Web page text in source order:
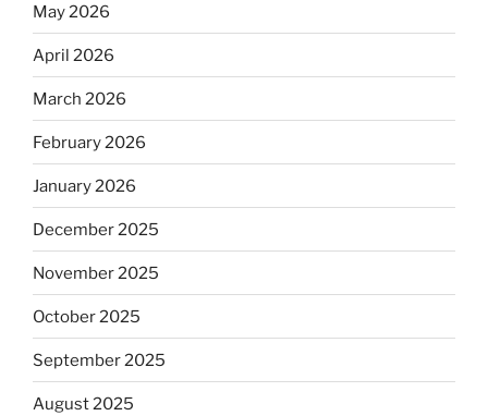
May 2026
April 2026
March 2026
February 2026
January 2026
December 2025
November 2025
October 2025
September 2025
August 2025